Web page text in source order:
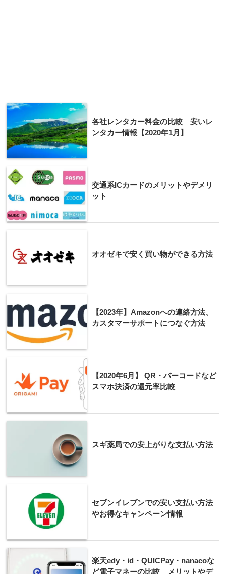
各社レンタカー料金の比較 安いレ
ンタカー情報【2020年1月】
交通系ICカードのメリットやデメリ
ット
オオゼキで安く買い物ができる方法
【2023年】Amazonへの連絡方法、
カスタマーサポートにつなぐ方法
【2020年6月】 QR・バーコードなど
スマホ決済の還元率比較
スギ薬局での安上がりな支払い方法
セブンイレブンでの安い支払い方法
やお得なキャンペーン情報
楽天edy・id・QUICPay・nanacoな
ど電子マネーの比較 メリットやデ